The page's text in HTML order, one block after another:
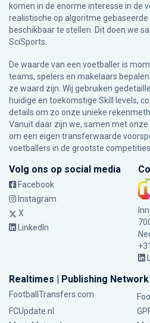
komen in de enorme interesse in de
realistische op algoritme
beschikbaar te stellen. Dit doen we
SciSports.
De waarde van een voetballer is
teams, spelers en makelaars
ze waard zijn. Wij gebruiken
huidige en toekomstige Skill levels,
details om zo onze unieke
Vanuit daar zijn we, samen met
om een eigen transferwaarde
voetballers in de grootste
Volg ons op social media
Facebook
Instagram
X
LinkedIn
Realtimes | Publishing Network
FootballTransfers.com
FCUpdate.nl